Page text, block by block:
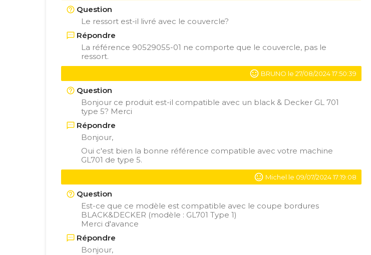
Question
Le ressort est-il livré avec le couvercle?
Répondre
La référence 90529055-01 ne comporte que le couvercle, pas le
ressort.
BRUNO le 27/08/2024 17:50:39
Question
Bonjour ce produit est-il compatible avec un black & Decker GL 701
type 5? Merci
Répondre
Bonjour,
Oui c'est bien la bonne référence compatible avec votre machine
GL701 de type 5.
Michel le 09/07/2024 17:19:08
Question
Est-ce que ce modèle est compatible avec le coupe bordures
BLACK&DECKER (modèle : GL701 Type 1)
Merci d'avance
Répondre
Bonjour,